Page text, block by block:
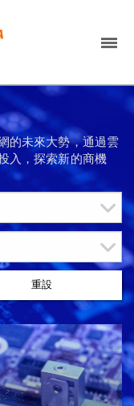
的未來大勢，通過雲
入，探索新的商機
重設